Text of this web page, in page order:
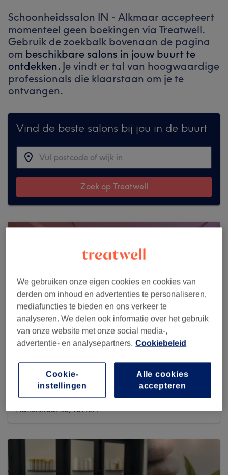
Schoonheidssalon IN - Alkmaar accepteert
momenteel geen boekingen via Treatwell.
Gebruik de zoekbalk bovenaan de pagina
om beschikbare salons in jouw buurt te
ontdekken. Je vindt er tal van hoogwaardige
professionals die klaarstaan om je te
ontvangen.
Vind de beste salons bij jou in de buurt
Zoek op Treatwell
Huidpraktijk Beeldschoon
Achterstraat 43, 1811LH
We gebruiken onze eigen cookies en cookies van
derden om inhoud en advertenties te personaliseren,
mediafuncties te bieden en ons verkeer te
analyseren. We delen ook informatie over het gebruik
van onze website met onze social media-,
advertentie- en analysepartners. Cookiebeleid
Alle cookies
accepteren
Cookie-
instellingen